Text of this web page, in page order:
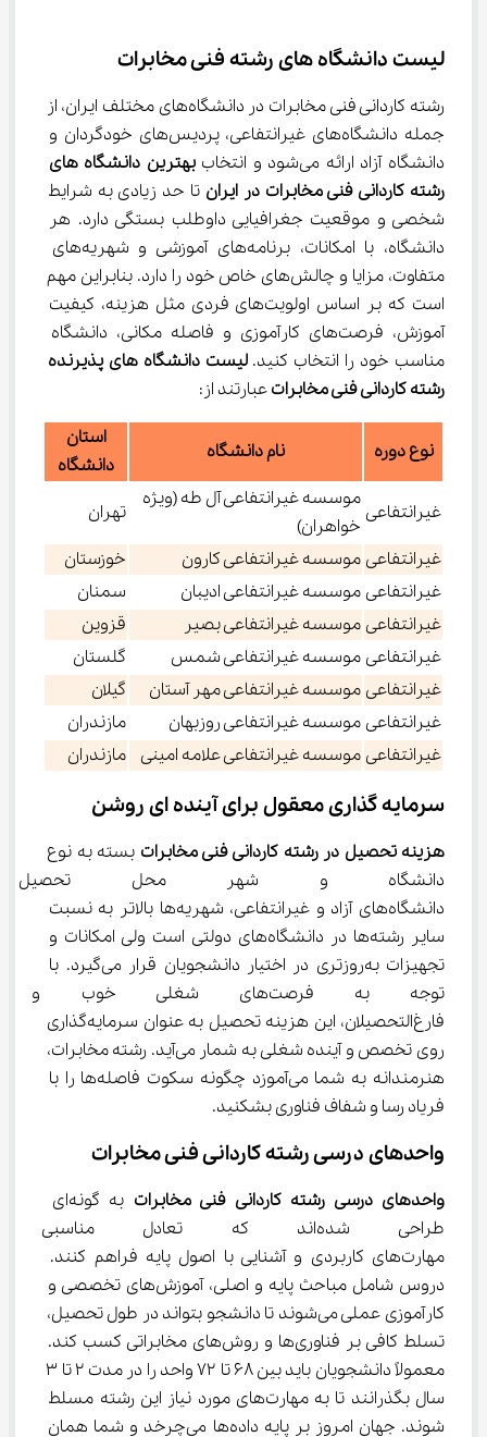
لیست دانشگاه های رشته فنی مخابرات
رشته کاردانی فنی مخابرات در دانشگاه‌های مختلف ایران، از
جمله دانشگاه‌های غیرانتفاعی، پردیس‌های خودگردان و
دانشگاه آزاد ارائه می‌شود و انتخاب
بهترین دانشگاه های
رشته کاردانی فنی مخابرات در ایران تا حد زیادی به شرایط
شخصی و موقعیت جغرافیایی داوطلب بستگی دارد. هر
دانشگاه، با امکانات، برنامه‌های آموزشی و شهریه‌های
متفاوت، مزایا و چالش‌های خاص خود را دارد. بنابراین مهم
است که بر اساس اولویت‌های فردی مثل هزینه، کیفیت
آموزش، فرصت‌های کارآموزی و فاصله مکانی، دانشگاه
مناسب خود را انتخاب کنید. لیست دانشگاه های پذیرنده
رشته کاردانی فنی مخابرات عبارتند از:
نوع دوره نام دانشگاه
استان
دانشگاه
غیرانتفاعی
موسسه غیرانتفاعی آل طه (ویژه
خواهران)
تهران
غیرانتفاعی موسسه غیرانتفاعی كارون
خوزستان
غیرانتفاعی موسسه غیرانتفاعی ادیبان
سمنان
غیرانتفاعی موسسه غیرانتفاعی بصیر
قزوین
غیرانتفاعی موسسه غیرانتفاعی شمس
گلستان
غیرانتفاعی موسسه غیرانتفاعی مهر آستان
گیلان
غیرانتفاعی موسسه غیرانتفاعی روزبهان
مازندران
غیرانتفاعی موسسه غیرانتفاعی علامه امینی مازندران
سرمایه‌ گذاری معقول برای آینده ‌ای روشن
هزینه تحصیل در رشته کاردانی فنی مخابرات بسته به نوع
دانشگاه و شهر محل
دانشگاه‌های آزاد و غیرانتفاعی، شهریه‌ها بالاتر به نسبت
سایر رشته‌ها در دانشگاه‌های دولتی است ولی امکانات و
تجهیزات به‌روزتری در اختیار دانشجویان قرار می‌گیرد. با
توجه به فرصت‌های شغلی
فارغ‌التحصیلان، این هزینه تحصیل به عنوان سرمایه‌گذاری
روی تخصص و آینده شغلی به شمار می‌آید. رشته مخابرات،
هنرمندانه به شما می‌آموزد چگونه سکوت فاصله‌ها را با
فریاد رسا و شفاف فناوری بشکنید.
واحدهای درسی رشته کاردانی فنی مخابرات
واحدهای درسی رشته کاردانی فنی مخابرات
به گونه‌ای
طراحی شده‌اند که تعادل
مهارت‌های کاربردی و آشنایی با اصول پایه فراهم کنند.
دروس شامل مباحث پایه و اصلی، آموزش‌های تخصصی و
کارآموزی عملی می‌شوند تا دانشجو بتواند در طول تحصیل،
تسلط کافی بر فناوری‌ها و روش‌های مخابراتی کسب کند.
سال بگذرانند تا به مهارت‌های مورد نیاز این رشته مسلط
شوند. جهان امروز بر پایه داده‌ها می‌چرخد و شما همان